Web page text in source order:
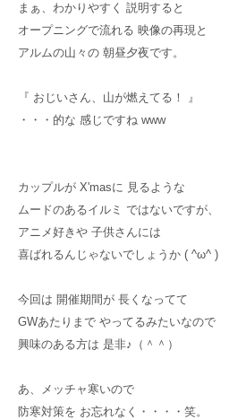
まぁ、わかりやすく 説明すると
オープニングで流れる 映像の再現と
アルムの山々の 朝昼夕夜です。
『 おじいさん、山が燃えてる！ 』
・・・的な 感じですね www
カップルが X'masに 見るような
ムードのあるイルミ ではないですが、
アニメ好きや 子供さんには
喜ばれるんじゃないでしょうか ( ^ω^ )
今回は 開催期間が 長くなってて
GWあたりまで やってるみたいなので
興味のある方は 是非♪（＾＾）
あ、メッチャ寒いので
防寒対策を お忘れなく・・・・笑。